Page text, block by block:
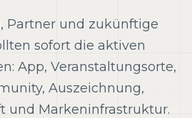
Partner und zukünftige
sofort die aktiven
App, Veranstaltungsorte,
Auszeichnung,
und Markeninfrastruktur.